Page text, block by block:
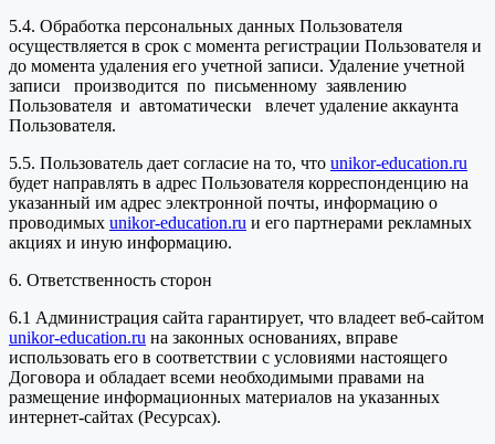
5.4. Обработка персональных данных Пользователя
осуществляется в срок с момента регистрации Пользователя и
до момента удаления его учетной записи. Удаление учетной
записи производится по письменному заявлению
Пользователя и автоматически влечет удаление аккаунта
Пользователя.
5.5. Пользователь дает согласие на то, что unikor-education.ru
будет направлять в адрес Пользователя корреспонденцию на
указанный им адрес электронной почты, информацию о
проводимых unikor-education.ru и его партнерами рекламных
акциях и иную информацию.
6. Ответственность сторон
6.1 Администрация сайта гарантирует, что владеет веб-сайтом
unikor-education.ru на законных основаниях, вправе
использовать его в соответствии с условиями настоящего
Договора и обладает всеми необходимыми правами на
размещение информационных материалов на указанных
интернет-сайтах (Ресурсах).